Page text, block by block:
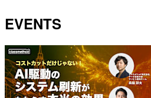
EVENTS